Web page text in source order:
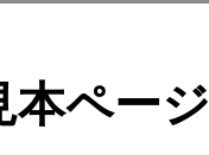
本ページ